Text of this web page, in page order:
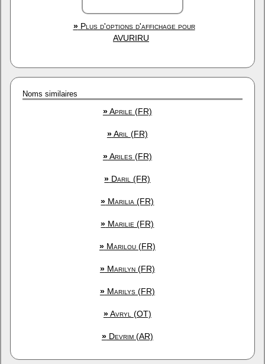
»Plus d'options d'affichage pour
AVURIRU
Noms similaires
»Aprile (FR)
»Aril (FR)
»Ariles (FR)
» Daril (FR)
» Marilia (FR)
» Marilie (FR)
»Marilou (FR)
»Marilyn (FR)
»Marilys (FR)
»Avryl (OT)
»Devrim (AR)